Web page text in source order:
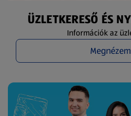
ÜZLETKERESŐ ÉS
Információk az
Megnézem